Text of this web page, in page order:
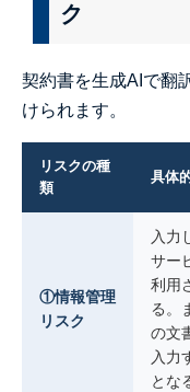
ク
契約書を生成AIで翻
けられます。
リスクの種
類
具体
①情報管理
リスク
入力
サー
利用
る。
の文
入力
とな